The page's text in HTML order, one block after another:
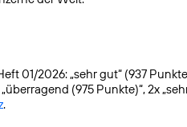
01/2026: „sehr gut“ (937
(975 Punkte)“, 2x
.